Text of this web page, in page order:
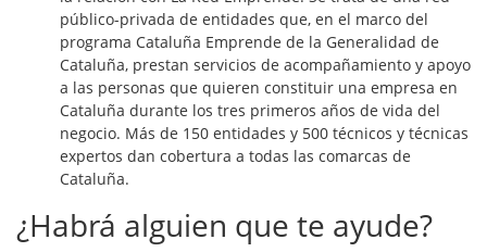
público-privada de entidades que, en el marco del
programa Cataluña Emprende de la Generalidad de
Cataluña, prestan servicios de acompañamiento y apoyo
a las personas que quieren constituir una empresa en
Cataluña durante los tres primeros años de vida del
negocio. Más de 150 entidades y 500 técnicos y técnicas
expertos dan cobertura a todas las comarcas de
Cataluña.
¿Habrá alguien que te ayude?